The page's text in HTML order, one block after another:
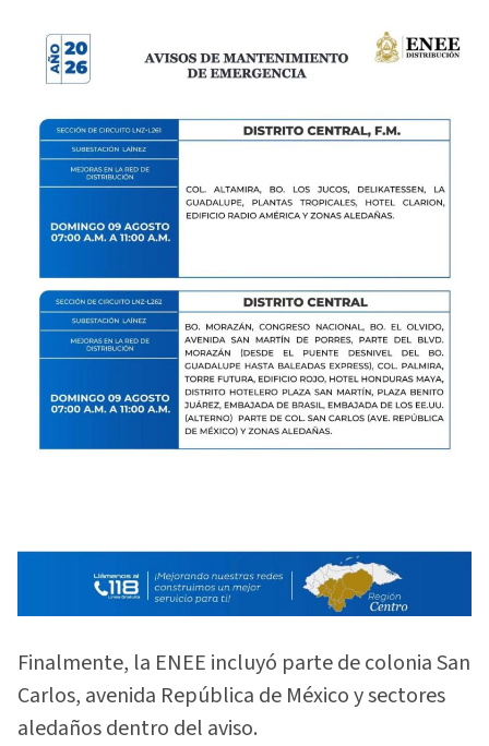
Finalmente, la ENEE incluyó parte de colonia San
Carlos, avenida República de México y sectores
aledaños dentro del aviso.